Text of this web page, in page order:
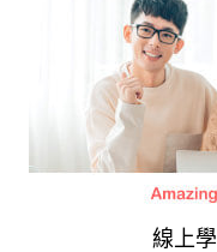
線上學